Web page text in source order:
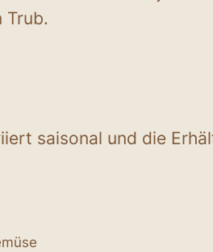
Trub.
saisonal und die